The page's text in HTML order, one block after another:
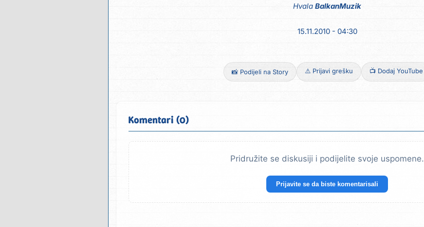
Hvala BalkanMuzik
15.11.2010 - 04:30
📸 Podijeli na Story ⚠️ Prijavi grešku 📺 Dodaj YouTube
Komentari (0)
Pridružite se diskusiji i podijelite svoje uspomene.
Prijavite se da biste komentarisali